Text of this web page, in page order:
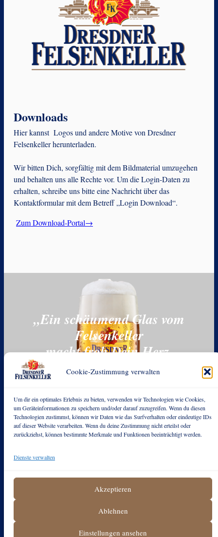
Cookie-Zustimmung verwalten
Um dir ein optimales Erlebnis zu bieten, verwenden wir Technologien wie Cookies,
um Geräteinformationen zu speichern und/oder darauf zuzugreifen. Wenn du diesen
Technologien zustimmst, können wir Daten wie das Surfverhalten oder eindeutige IDs
auf dieser Website verarbeiten. Wenn du deine Zustimmung nicht erteilst oder
zurückziehst, können bestimmte Merkmale und Funktionen beeinträchtigt werden.
Dienste verwalten
Akzeptieren
Ablehnen
Einstellungen ansehen
Downloads
Hier kannst Logos und andere Motive von Dresdner
Felsenkeller herunterladen.
Wir bitten Dich, sorgfältig mit dem Bildmaterial umzugehen
und behalten uns alle Rechte vor. Um die Login-Daten zu
erhalten, schreibe uns bitte eine Nachricht über das
Kontaktformular mit dem Betreff „Login Download“.
Zum Download-Portal→
„Ein schäumend Glas vom
Felsenkeller
macht froh Dein Herz,
den Geist Dir heller.“
gebührend zu genießen? Findest du alles in unserem Shop.
Zum Fan-Shop →